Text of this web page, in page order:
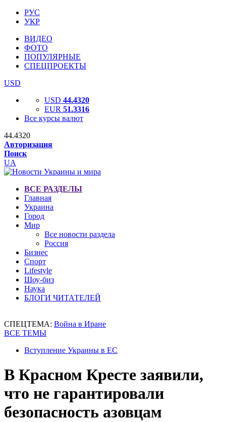
РУС
УКР
ВИДЕО
ФОТО
ПОПУЛЯРНЫЕ
СПЕЦПРОЕКТЫ
USD
USD 44.4320
EUR 51.3316
Все курсы валют
44.4320
Авторизация
Поиск
UA
ВСЕ РАЗДЕЛЫ
Главная
Украина
Город
Мир
Все новости раздела
Россия
Бизнес
Спорт
Lifestyle
Шоу-биз
Наука
БЛОГИ ЧИТАТЕЛЕЙ
СПЕЦТЕМА: Война в Иране
ВСЕ ТЕМЫ
Вступление Украины в ЕС
В Красном Кресте заявили,
что не гарантировали
безопасность азовцам